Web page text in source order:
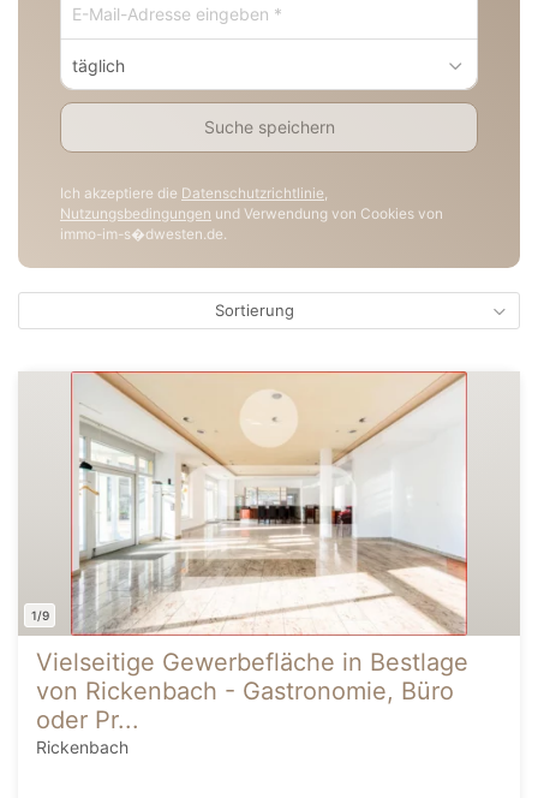
täglich
Suche speichern
Ich akzeptiere die Datenschutzrichtlinie,
Nutzungsbedingungen und Verwendung von Cookies von
immo-im-s�dwesten.de.
Sortierung
1/9
Vielseitige Gewerbefläche in Bestlage
von Rickenbach - Gastronomie, Büro
oder Pr...
Rickenbach